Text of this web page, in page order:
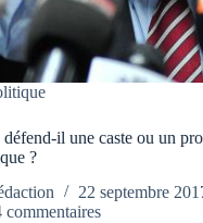
il une caste ou un
?
22 septembre
commentaires